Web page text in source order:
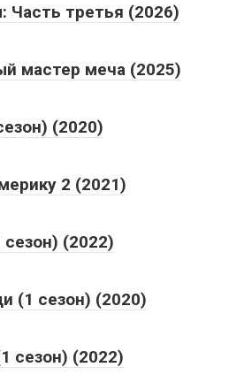
Часть третья (2026)
мастер меча (2025)
(2020)
2 (2021)
(2022)
(1 сезон) (2020)
сезон) (2022)